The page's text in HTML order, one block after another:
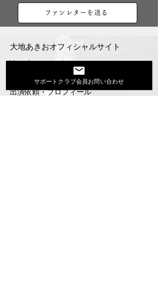
ファンレターを送る
大地あきおオフィシャルサイト
Youtube
出演依頼・プロフィール
サポートクラブ会員お問い合わせ